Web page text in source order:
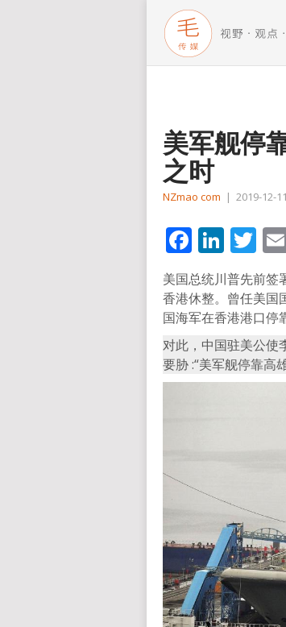
美军舰停
之时
NZmao com | 2019-12-11
美国总统川普先前签
香港休整。曾任美国
国海军在香港港口停
对此，中国驻美公使
要胁 :“美军舰停靠高